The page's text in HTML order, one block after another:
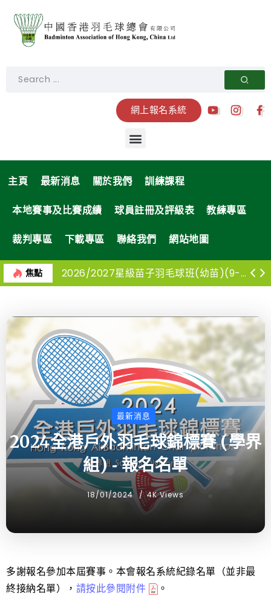
網上報名系統
主頁 最新消息 關於我們 訓練課程
本地賽事及比賽成績 球員註冊及評級表 教練專區
裁判專區 下載專區 聯絡我們 網站地圖
焦點 2026/2027星級苗子羽毛球班(幼苗)(9-12月)
最新消息
2024全港戶外羽毛球錦標賽 (學界
組) ‐ 報名名單
18/01/2024 4K Views
多謝報名參加本屆賽事。本會報名系統紀錄名單（並非最
終接納名單）， 請按此參閱附件 。